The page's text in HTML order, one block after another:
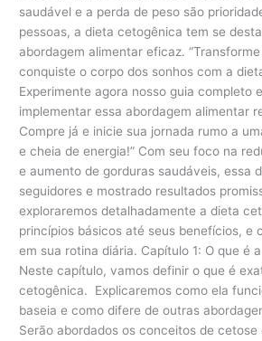
saudável e a perda de peso são
pessoas, a dieta cetogênica tem se
abordagem alimentar eficaz.
conquiste o corpo dos sonhos com a
Experimente agora nosso guia completo
implementar essa abordagem alimentar
Compre já e inicie sua jornada rumo a
e cheia de energia!” Com seu foco na
e aumento de gorduras saudáveis, essa
seguidores e mostrado resultados
exploraremos detalhadamente a dieta
princípios básicos até seus benefícios, e
em sua rotina diária. Capítulo 1: O que é
Neste capítulo, vamos definir o que é
cetogênica. Explicaremos como ela
baseia e como difere de outras
Serão abordados os conceitos de cetose